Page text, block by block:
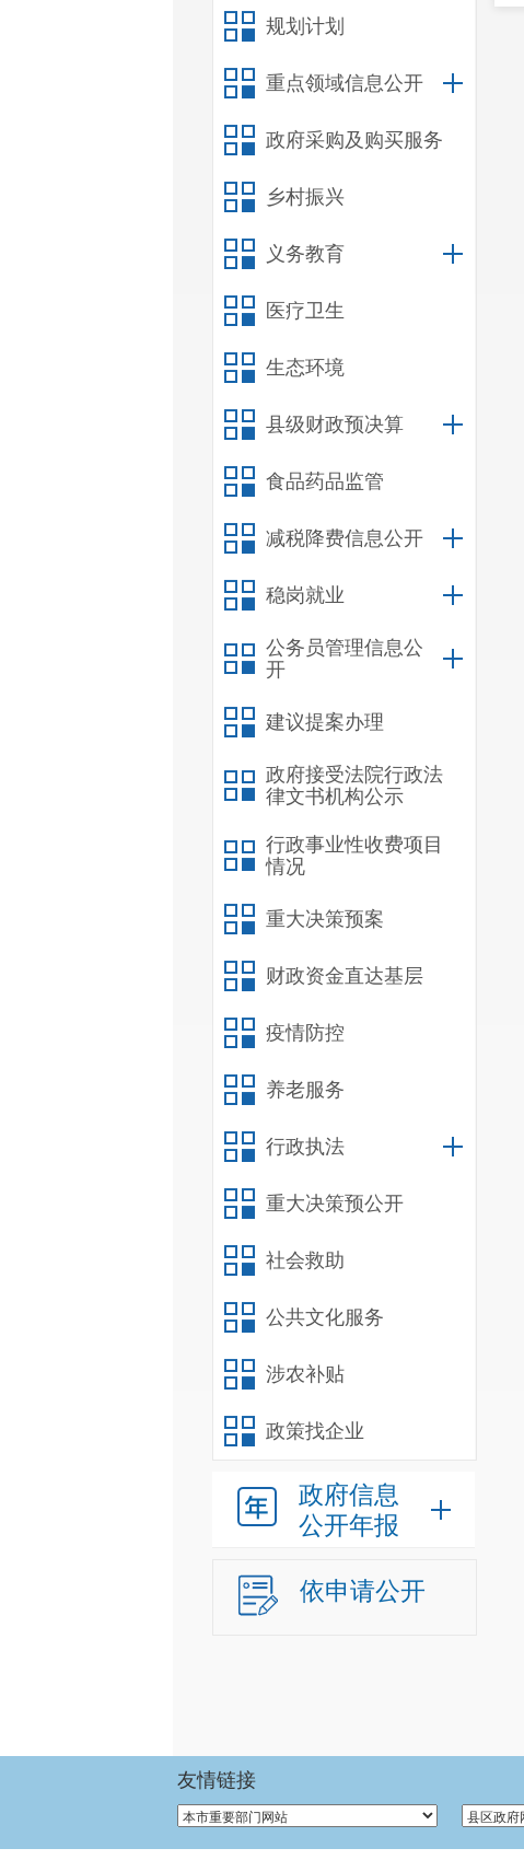
规划计划
重点领域信息公开
政府采购及购买服务
乡村振兴
义务教育
医疗卫生
生态环境
县级财政预决算
食品药品监管
减税降费信息公开
稳岗就业
公务员管理信息公
开
建议提案办理
政府接受法院行政法
律文书机构公示
行政事业性收费项目
情况
重大决策预案
财政资金直达基层
疫情防控
养老服务
行政执法
重大决策预公开
社会救助
公共文化服务
涉农补贴
政策找企业
政府信息
公开年报
依申请公开
友情链接